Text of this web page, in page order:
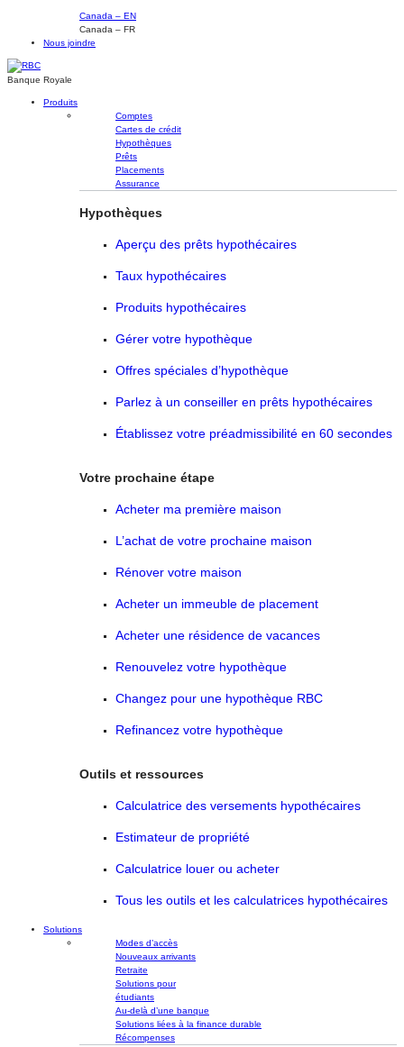
Canada – EN
Canada – FR
Nous joindre
Banque Royale
Produits
Comptes
Cartes de crédit
Hypothèques
Prêts
Placements
Assurance
Hypothèques
Aperçu des prêts hypothécaires
Taux hypothécaires
Produits hypothécaires
Gérer votre hypothèque
Offres spéciales d’hypothèque
Parlez à un conseiller en prêts hypothécaires
Établissez votre préadmissibilité en 60 secondes
Votre prochaine étape
Acheter ma première maison
L’achat de votre prochaine maison
Rénover votre maison
Acheter un immeuble de placement
Acheter une résidence de vacances
Renouvelez votre hypothèque
Changez pour une hypothèque RBC
Refinancez votre hypothèque
Outils et ressources
Calculatrice des versements hypothécaires
Estimateur de propriété
Calculatrice louer ou acheter
Tous les outils et les calculatrices hypothécaires
Solutions
Modes d’accès
Nouveaux arrivants
Retraite
Solutions pour
étudiants
Au-delà d’une banque
Solutions liées à la finance durable
Récompenses